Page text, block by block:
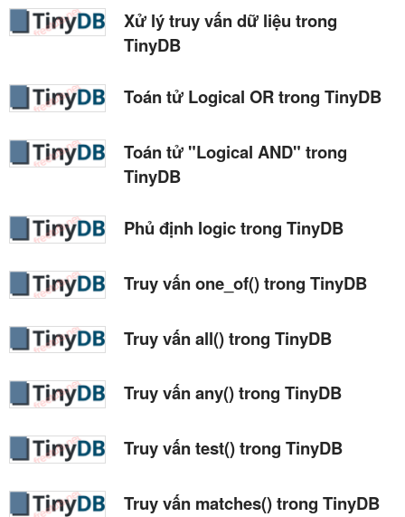
Xử lý truy vấn dữ liệu trong
TinyDB
Toán tử Logical OR trong TinyDB
Toán tử "Logical AND" trong
TinyDB
Phủ định logic trong TinyDB
Truy vấn one_of() trong TinyDB
Truy vấn all() trong TinyDB
Truy vấn any() trong TinyDB
Truy vấn test() trong TinyDB
Truy vấn matches() trong TinyDB